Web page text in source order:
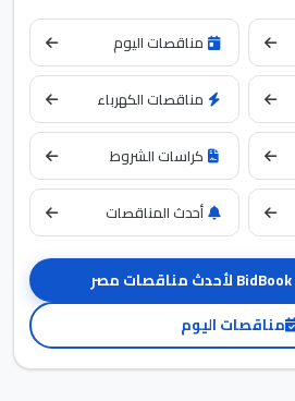
مناقصات اليوم
مناقصات الكهرباء
كراسات الشروط
أحدث المناقصات
مناقصات اليوم